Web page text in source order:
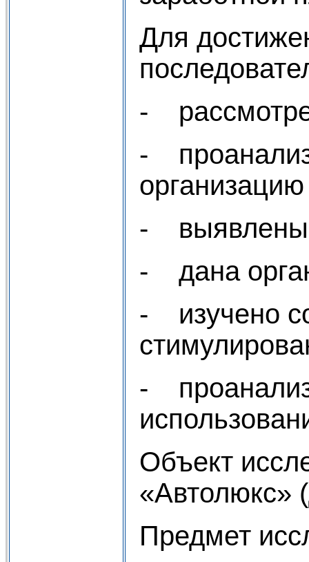
Для
-
-
- выявлены
- дана
- изучено
-
Объект
«Автолюкс»
Предмет